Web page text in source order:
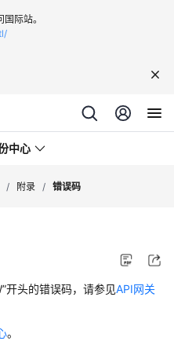
际站。
中心
/ 附录 / 错误码
开头的错误码，请参见API网关
。